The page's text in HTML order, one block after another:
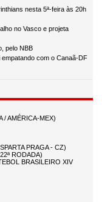
nesta 5ª-feira às 20h
no Vasco e projeta
pelo NBB
com o Canaã-DF